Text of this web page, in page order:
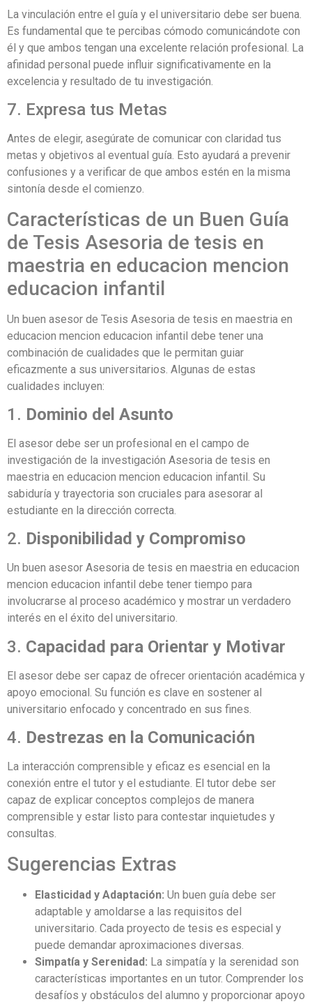
La vinculación entre el guía y el universitario debe ser buena.
Es fundamental que te percibas cómodo comunicándote con
él y que ambos tengan una excelente relación profesional. La
afinidad personal puede influir significativamente en la
excelencia y resultado de tu investigación.
7. Expresa tus Metas
Antes de elegir, asegúrate de comunicar con claridad tus
metas y objetivos al eventual guía. Esto ayudará a prevenir
confusiones y a verificar de que ambos estén en la misma
sintonía desde el comienzo.
Características de un Buen Guía
de Tesis Asesoria de tesis en
maestria en educacion mencion
educacion infantil
Un buen asesor de Tesis Asesoria de tesis en maestria en
educacion mencion educacion infantil debe tener una
combinación de cualidades que le permitan guiar
eficazmente a sus universitarios. Algunas de estas
cualidades incluyen:
1. Dominio del Asunto
El asesor debe ser un profesional en el campo de
investigación de la investigación Asesoria de tesis en
maestria en educacion mencion educacion infantil. Su
sabiduría y trayectoria son cruciales para asesorar al
estudiante en la dirección correcta.
2. Disponibilidad y Compromiso
Un buen asesor Asesoria de tesis en maestria en educacion
mencion educacion infantil debe tener tiempo para
involucrarse al proceso académico y mostrar un verdadero
interés en el éxito del universitario.
3. Capacidad para Orientar y Motivar
El asesor debe ser capaz de ofrecer orientación académica y
apoyo emocional. Su función es clave en sostener al
universitario enfocado y concentrado en sus fines.
4. Destrezas en la Comunicación
La interacción comprensible y eficaz es esencial en la
conexión entre el tutor y el estudiante. El tutor debe ser
capaz de explicar conceptos complejos de manera
comprensible y estar listo para contestar inquietudes y
consultas.
Sugerencias Extras
Elasticidad y Adaptación: Un buen guía debe ser
adaptable y amoldarse a las requisitos del
universitario. Cada proyecto de tesis es especial y
puede demandar aproximaciones diversas.
Simpatía y Serenidad: La simpatía y la serenidad son
características importantes en un tutor. Comprender los
desafíos y obstáculos del alumno y proporcionar apoyo